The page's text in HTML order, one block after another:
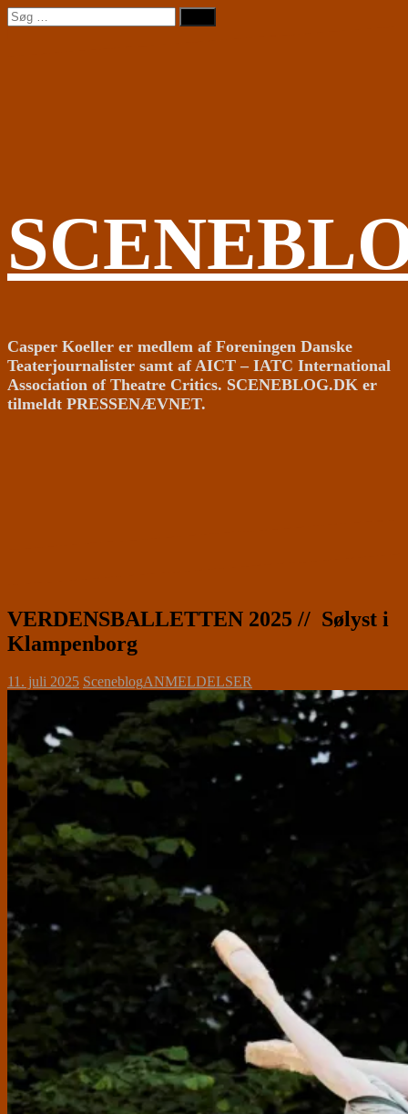
Videre
til
Søg
efter:
Casper Koeller er medlem af Foreningen Danske
Teaterjournalister samt af AICT – IATC International
Association of Theatre Critics. SCENEBLOG.DK er
tilmeldt PRESSENÆVNET.
VERDENSBALLETTEN 2025 // Sølyst i
Klampenborg
11. juli 2025 SceneblogANMELDELSER